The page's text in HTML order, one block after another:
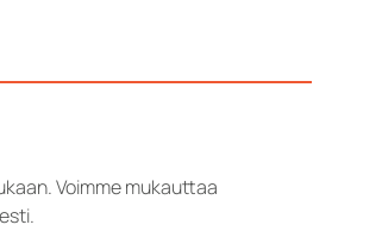
Voimme mukauttaa